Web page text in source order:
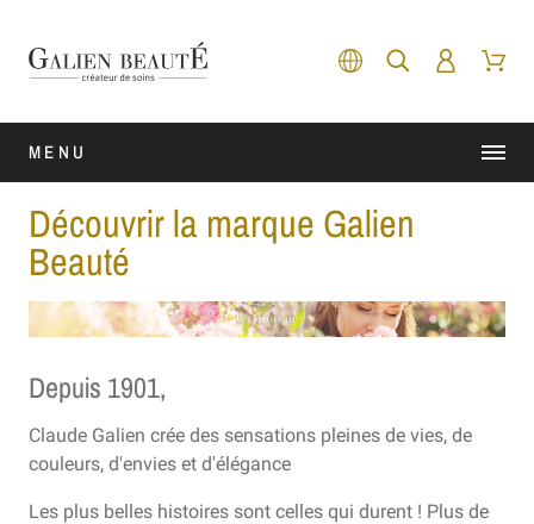
MENU
Découvrir la marque Galien
Beauté
Depuis 1901,
Claude Galien crée des sensations pleines de vies, de
couleurs, d'envies et d'élégance
Les plus belles histoires sont celles qui durent ! Plus de